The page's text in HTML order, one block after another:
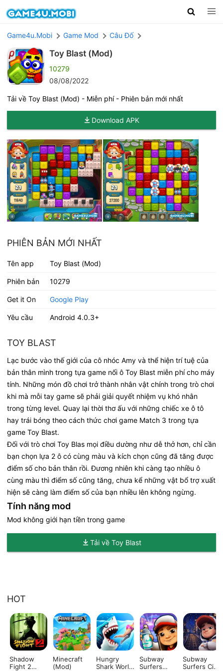
Game4u.Mobi Game Mod Câu Đố
Toy Blast (Mod)
10279
08/08/2022
Tải về Toy Blast (Mod) - Miễn phí - Phiên bản mới nhất
Download APK
PHIÊN BẢN MỚI NHẤT
Tên app Toy Blast (Mod)
Phiên bản 10279
Get it On Google Play
Yêu cầu Android 4.0.3+
TOY BLAST
Lạc bước vào thế giới của cô nhóc Amy và thể hiện trí tuệ của
bản thân mình trong tựa game nối ô Toy Blast miễn phí cho máy
tính. Những món đồ chơi trở thành nhân vật chính trong trò chơi
khi mà mỗi tay game sẽ phải giải quyết nhiệm vụ khó nhằn
trong từng level. Quay lại thời thơ ấu với những chiếc xe ô tô
hay trái bóng theo cách thức chơi game Match 3 trong tựa
game Toy Blast.
Đối với trò chơi Toy Blas mọi điều dường như dễ thở hơn, chỉ cần
bạn chọn lựa 2 ô có cùng màu và kích chọn cũng đã tăng được
điểm số cho bản thân rồi. Đương nhiên khi càng tạo nhiều ô
cùng màu thì điểm số cũng tăng, chưa kể những vật bổ trợ xuất
hiện sẽ càng làm điểm số của bạn nhiều lên không ngừng.
Tính năng mod
Mod không giới hạn tiền trong game
Tải về Toy Blast
HOT
Shadow
Fight 2
Minecraft
(Mod)
Hungry
Shark World
Subway
Surfers
Subway
Surfers City